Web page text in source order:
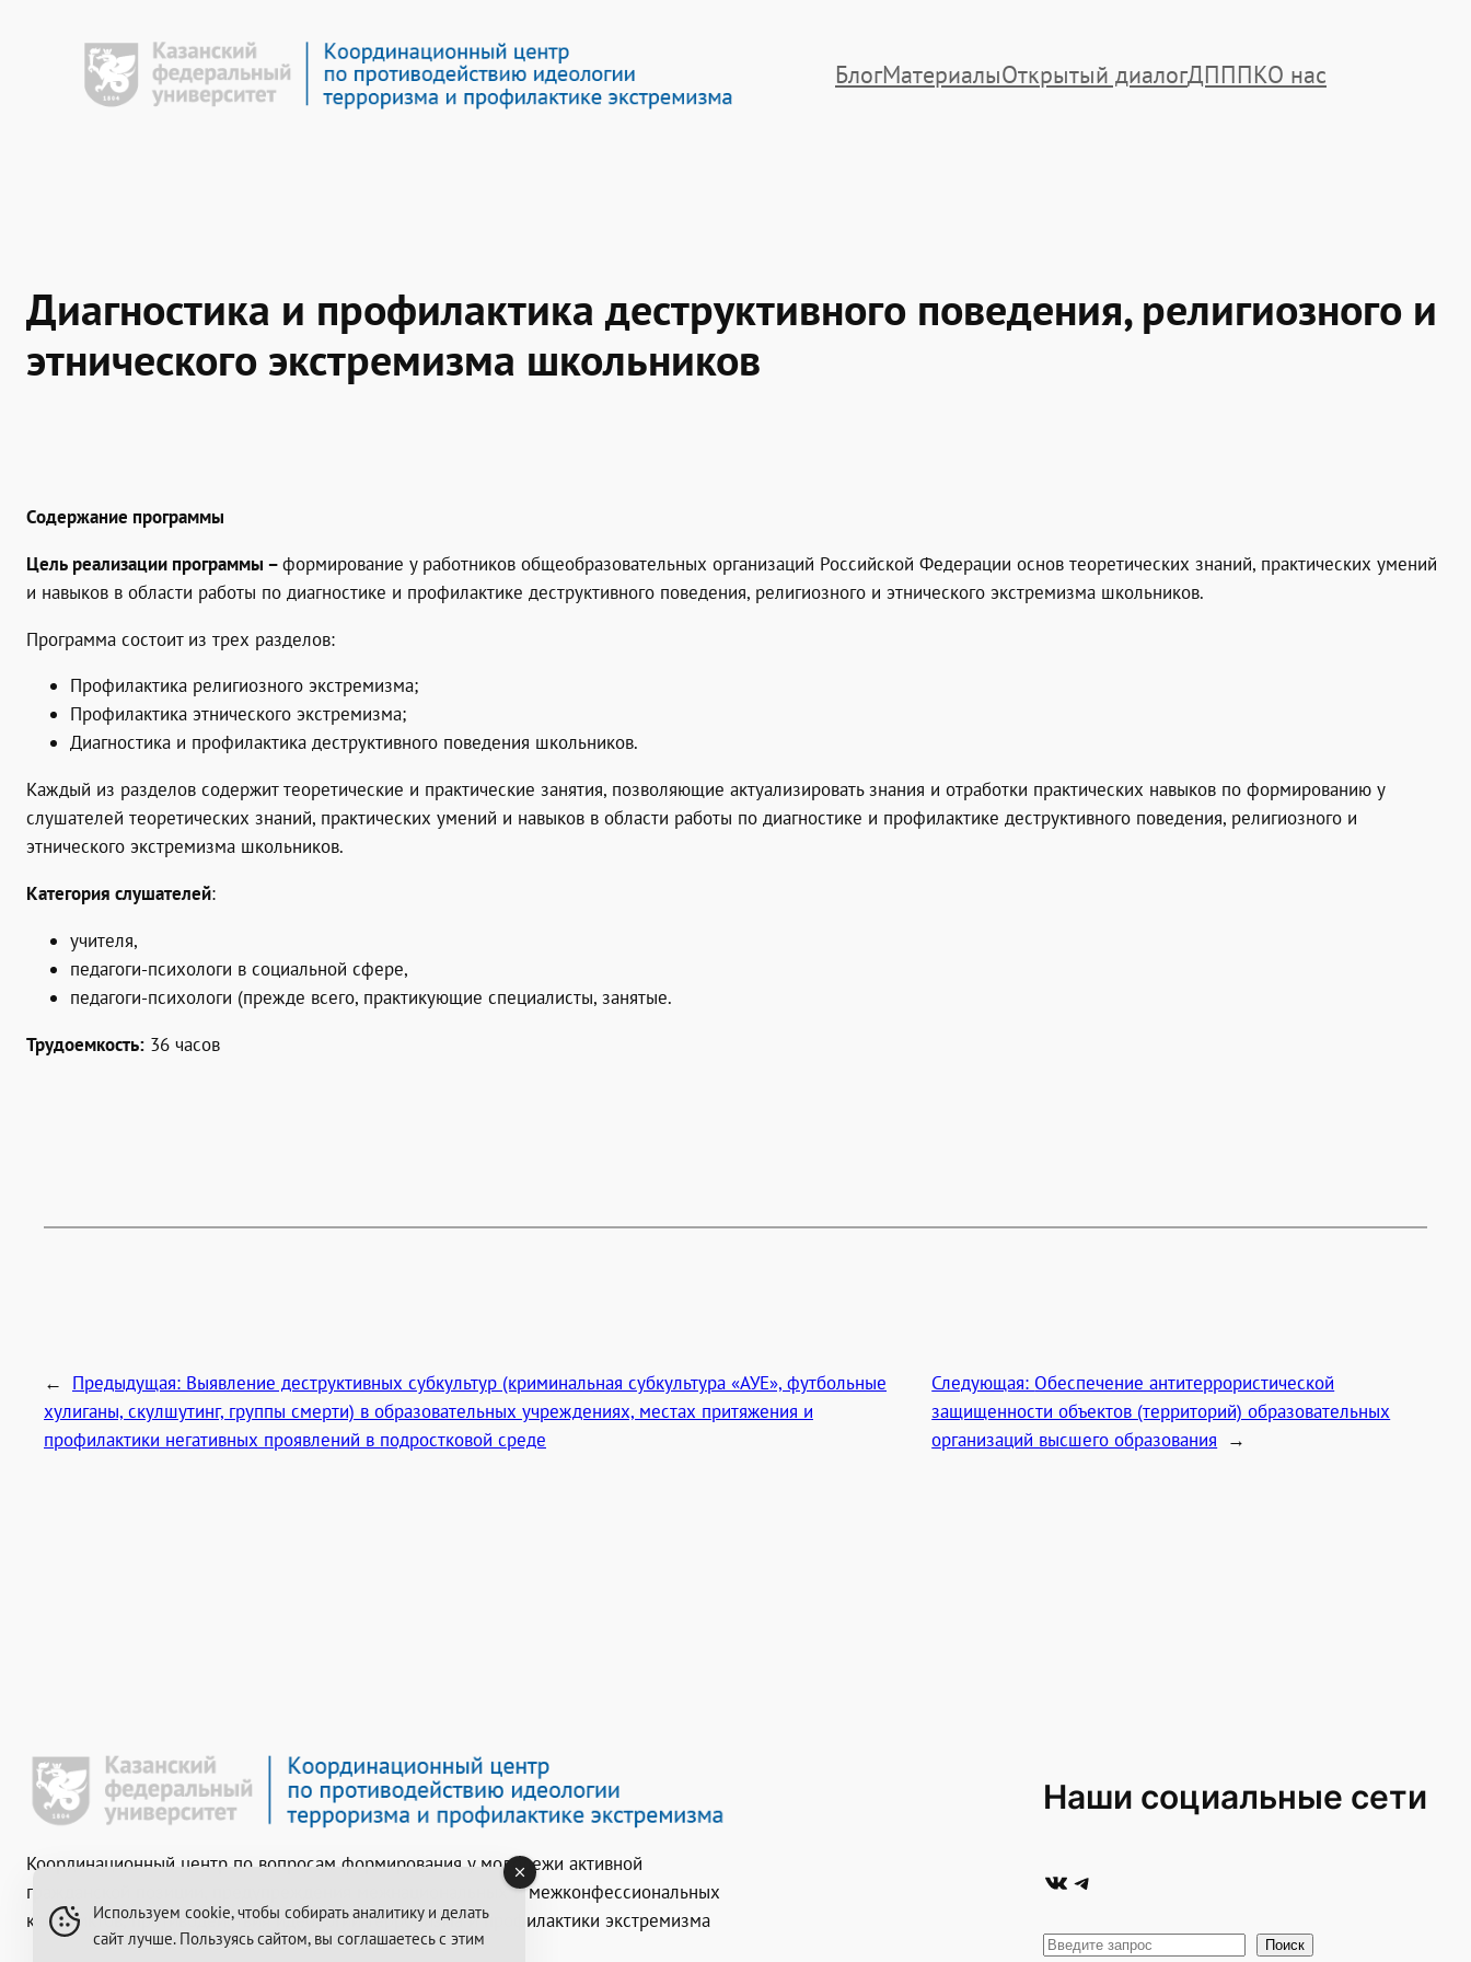
содержимому
БлогМатериалыОткрытый диалогДПППКО нас
Диагностика и профилактика деструктивного поведения, религиозного и
этнического экстремизма школьников
Содержание программы
Цель реализации программы –формирование у работников общеобразовательных организаций Российской Федерации основ теоретических знаний, практических умений
и навыков в области работы по диагностике и профилактике деструктивного поведения, религиозного и этнического экстремизма школьников.
Программа состоит из трех разделов:
Профилактика религиозного экстремизма;
Профилактика этнического экстремизма;
Диагностика и профилактика деструктивного поведения школьников.
Каждый из разделов содержит теоретические и практические занятия, позволяющие актуализировать знания и отработки практических навыков по формированию у
слушателей теоретических знаний, практических умений и навыков в области работы по диагностике и профилактике деструктивного поведения, религиозного и
этнического экстремизма школьников.
Категория слушателей:
учителя,
педагоги-психологи в социальной сфере,
педагоги-психологи (прежде всего, практикующие специалисты, занятые.
Трудоемкость: 36 часов
← Предыдущая: Выявление деструктивных субкультур (криминальная субкультура «АУЕ», футбольные
хулиганы, скулшутинг, группы смерти) в образовательных учреждениях, местах притяжения и
профилактики негативных проявлений в подростковой среде
Следующая: Обеспечение антитеррористической
защищенности объектов (территорий) образовательных
организаций высшего образования →
Координационный центр по вопросам формирования у молодежи активной
гражданской позиции, предупреждения межнациональных и межконфессиональных
конфликтов, противодействия идеологии терроризма и профилактики экстремизма
Наши социальные сети
ВКонтакте Telegram
П Поиск
Используем cookie, чтобы собирать аналитику и делать
сайт лучше. Пользуясь сайтом, вы соглашаетесь с этим